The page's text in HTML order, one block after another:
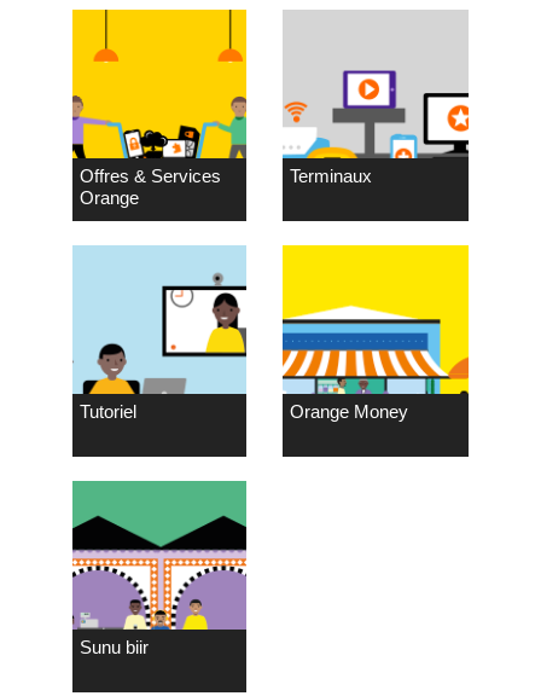
Offres & Services
Orange
Terminaux
Tutoriel Orange Money
Sunu biir